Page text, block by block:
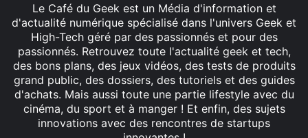
Le Café du Geek est un Média d'information et
d'actualité numérique spécialisé dans l'univers Geek et
High-Tech géré par des passionnés et pour des
passionnés. Retrouvez toute l'actualité geek et tech,
des bons plans, des jeux vidéos, des tests de produits
grand public, des dossiers, des tutoriels et des guides
d'achats. Mais aussi toute une partie lifestyle avec du
cinéma, du sport et à manger ! Et enfin, des sujets
innovations avec des rencontres de startups